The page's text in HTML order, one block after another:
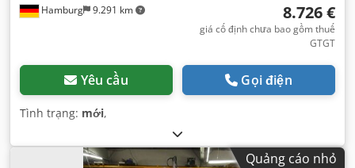
Hamburg 9.291 km 8.726 €
giá cố định chưa bao gồm thuế
GTGT
Yêu cầu Gọi điện
Tình trạng: mới,
Quảng cáo nhỏ